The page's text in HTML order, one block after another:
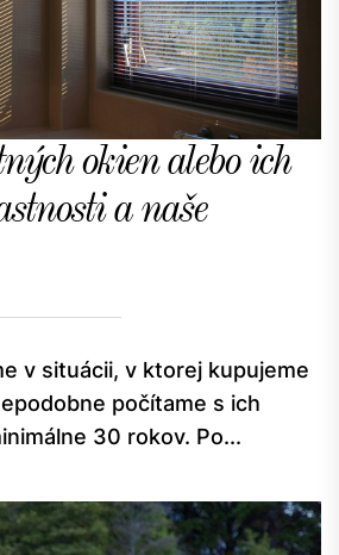
okien alebo ich
a naše
v situácii, v ktorej kupujeme
počítame s ich
30 rokov. Po...